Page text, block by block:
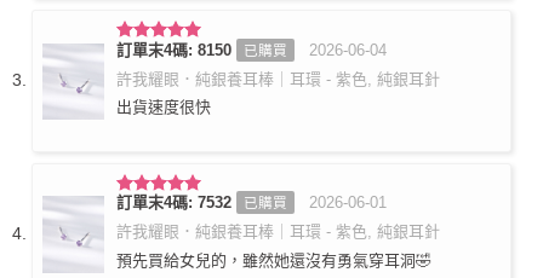
評分5滿
分 5
訂單末4碼: 8150 已購買
2026-06-04
許我耀眼．純銀養耳棒｜耳環 - 紫色, 純銀耳針
出貨速度很快
評分5滿
分 5
訂單末4碼: 7532 已購買
2026-06-01
許我耀眼．純銀養耳棒｜耳環 - 紫色, 純銀耳針
預先買給女兒的，雖然她還沒有勇氣穿耳洞🤣